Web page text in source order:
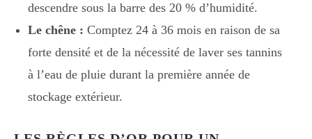
descendre sous la barre des 20 % d’humidité.
Le chêne : Comptez 24 à 36 mois en raison de sa
forte densité et de la nécessité de laver ses tannins
à l’eau de pluie durant la première année de
stockage extérieur.